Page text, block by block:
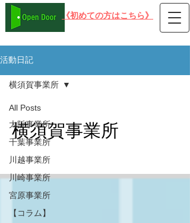
​《初めての方はこちら》
活動日記
All Posts
大阪事業所
千葉事業所
川越事業所
川崎事業所
宮原事業所
【コラム】
横須賀事業所
横須賀事業所